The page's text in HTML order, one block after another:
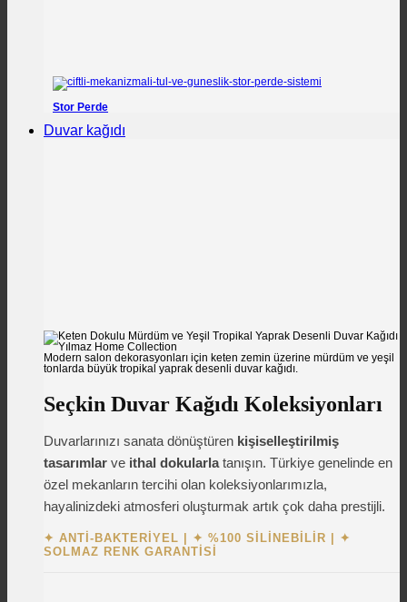
Stor Perde
Duvar kağıdı
Modern salon dekorasyonları için keten zemin üzerine mürdüm ve yeşil
tonlarda büyük tropikal yaprak desenli duvar kağıdı.
Seçkin Duvar Kağıdı Koleksiyonları
Duvarlarınızı sanata dönüştüren kişiselleştirilmiş
tasarımlar ve ithal dokularlatanışın. Türkiye genelinde en
özel mekanların tercihi olan koleksiyonlarımızla,
hayalinizdeki atmosferi oluşturmak artık çok daha prestijli.
✦ ANTI-BAKTERIYEL ✦ %100 SILINEBILIR
✦
SOLMAZ RENK GARANTISI